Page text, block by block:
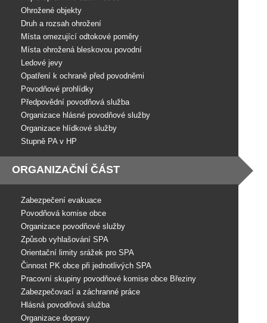
Ohrožené objekty
Druh a rozsah ohrožení
Místa omezující odtokové poměry
Místa ohrožená bleskovou povodní
Ledové jevy
Opatření k ochraně před povodněmi
Povodňové prohlídky
Předpovědní povodňová služba
Organizace hlásné povodňové služby
Organizace hlídkové služby
Stupně PA v HP
ORGANIZAČNÍ ČÁST
Zabezpečení evakuace
Povodňová komise obce
Organizace povodňové služby
Způsob vyhlašování SPA
Orientační limity srážek pro SPA
Činnost PK obce při jednotlivých SPA
Pracovní skupiny povodňové komise obce Březiny
Zabezpečovací a záchranné práce
Hlásná povodňová služba
Organizace dopravy